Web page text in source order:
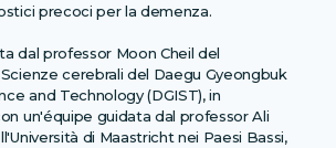
precoci per la demenza.
dal professor Moon Cheil del
cerebrali del Daegu Gyeongbuk
and Technology (DGIST), in
un'équipe guidata dal professor Ali
di Maastricht nei Paesi Bassi,